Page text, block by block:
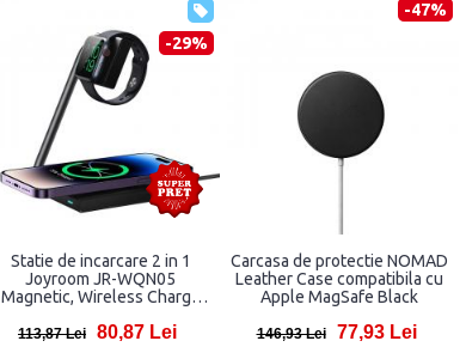
-29%
Statie de incarcare 2 in 1
Joyroom JR-WQN05
Magnetic, Wireless Charge
113,87 Lei 80,87 Lei
-47%
Carcasa de protectie NOMAD
Leather Case compatibila cu
Apple MagSafe Black
146,93 Lei 77,93 Lei